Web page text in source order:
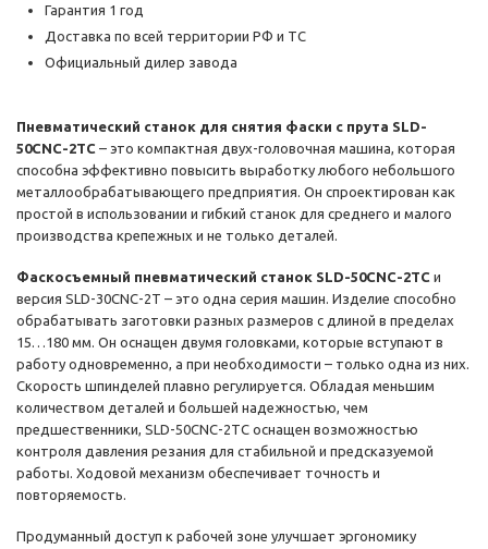
Гарантия 1 год
Доставка по всей территории РФ и ТС
Официальный дилер завода
Пневматический станок для снятия фаски с прута SLD-
50CNC-2TC – это компактная двух-головочная машина, которая
способна эффективно повысить выработку любого небольшого
металлообрабатывающего предприятия. Он спроектирован как
простой в использовании и гибкий станок для среднего и малого
производства крепежных и не только деталей.
Фаскосъемный пневматический станок SLD-50CNC-2TC и
версия SLD-30CNC-2T – это одна серия машин. Изделие способно
обрабатывать заготовки разных размеров с длиной в пределах
15…180 мм. Он оснащен двумя головками, которые вступают в
работу одновременно, а при необходимости – только одна из них.
Скорость шпинделей плавно регулируется. Обладая меньшим
количеством деталей и большей надежностью, чем
предшественники, SLD-50CNC-2TC оснащен возможностью
контроля давления резания для стабильной и предсказуемой
работы. Ходовой механизм обеспечивает точность и
повторяемость.
Продуманный доступ к рабочей зоне улучшает эргономику